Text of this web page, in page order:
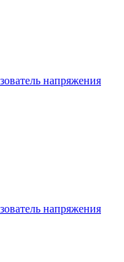
напряжения
напряжения